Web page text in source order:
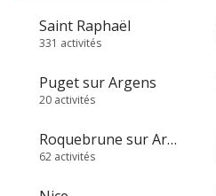
Saint Raphaël
331 activités
Puget sur Argens
20 activités
Roquebrune sur Argens
62 activités